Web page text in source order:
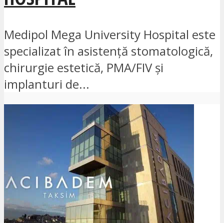
Medipol Mega University Hospital este
specializat în asistență stomatologică,
chirurgie estetică, PMA/FIV și
implanturi de...